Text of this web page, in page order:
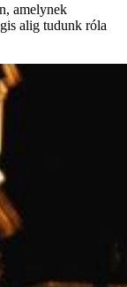
amelynek
alig tudunk róla